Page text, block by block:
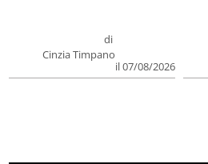
di
Cinzia Timpano
il 07/08/2026